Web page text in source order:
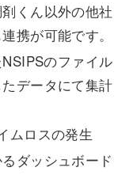
くん以外の他社
携が可能です。
のファイル
データにて集計
ムロスの発生
ダッシュボード